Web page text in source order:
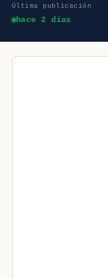
Última publicación
hace 2 días